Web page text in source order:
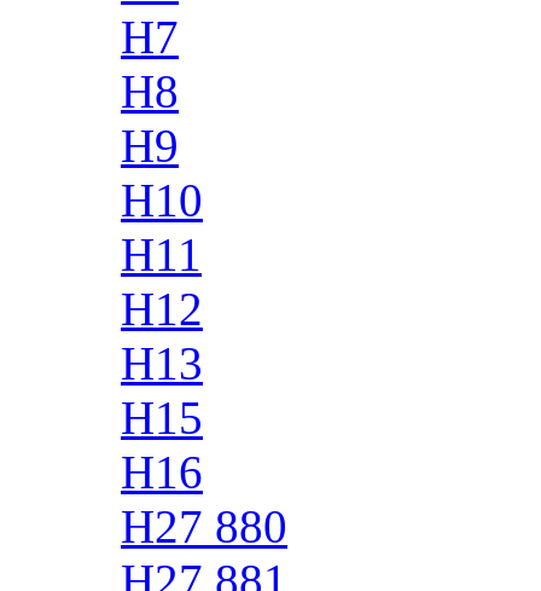
H7
H8
H9
H10
H11
H12
H13
H15
H16
H27 880
H27 881